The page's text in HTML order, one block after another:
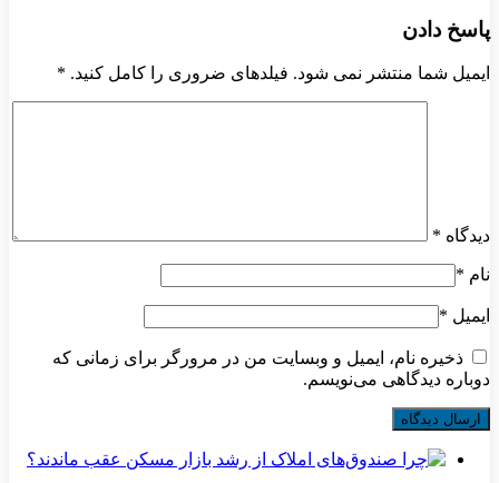
پاسخ دادن
ایمیل شما منتشر نمی شود. فیلدهای ضروری را کامل کنید. *
دیدگاه *
نام *
ایمیل *
ذخیره نام، ایمیل و وبسایت من در مرورگر برای زمانی که
دوباره دیدگاهی می‌نویسم.